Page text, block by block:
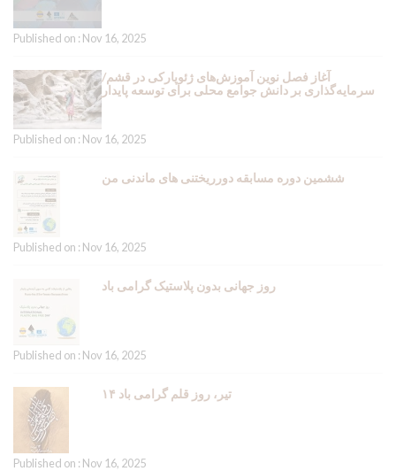
Published on : Nov 16, 2025
آغاز فصل نوین آموزش‌های ژئوپارکی در قشم/
سرمایه‌گذاری بر دانش جوامع محلی برای توسعه پایدار
Published on : Nov 16, 2025
ششمین دوره مسابقه دورریختنی های ماندنی من
Published on : Nov 16, 2025
روز جهانی بدون پلاستیک گرامی باد
Published on : Nov 16, 2025
۱۴ تیر، روز قلم گرامی باد
Published on : Nov 16, 2025